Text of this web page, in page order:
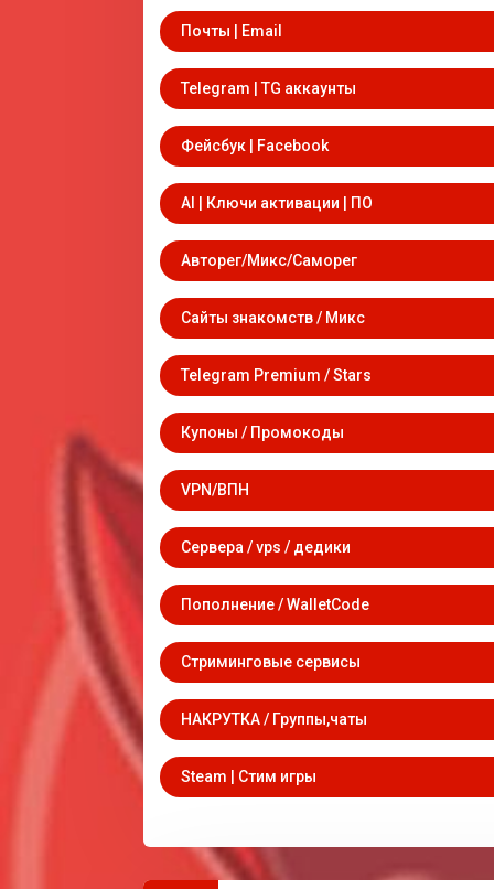
Почты | Email
Telegram | TG аккаунты
Фейсбук | Facebook
AI | Ключи активации | ПО
Авторег/Микс/Саморег
Сайты знакомств / Микс
Telegram Premium / Stars
Купоны / Промокоды
VPN/ВПН
Сервера / vps / дедики
Пополнение / WalletCode
Стриминговые сервисы
НАКРУТКА / Группы,чаты
Steam | Стим игры